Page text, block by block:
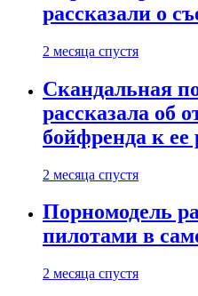
рассказали о
2 месяца спустя
Скандальная
рассказала об
бойфренда к ее
2 месяца спустя
Порномодель
пилотами в
2 месяца спустя